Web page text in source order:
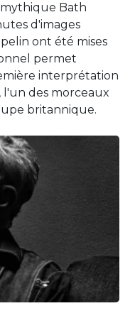
Bath
d'images
ont été mises
permet
interprétation
l'un des morceaux
britannique.